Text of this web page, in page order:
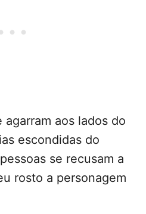
agarram aos lados do
escondidas do
se recusam a
rosto a personagem